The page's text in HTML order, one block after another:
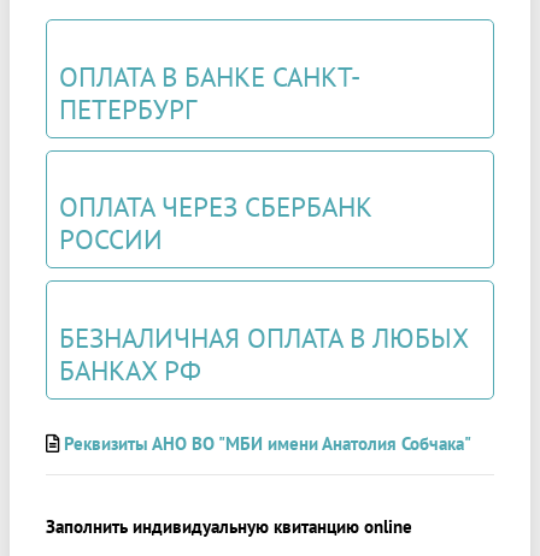
ОПЛАТА В БАНКЕ САНКТ-
ПЕТЕРБУРГ
ОПЛАТА ЧЕРЕЗ СБЕРБАНК
РОССИИ
БЕЗНАЛИЧНАЯ ОПЛАТА В ЛЮБЫХ
БАНКАХ РФ
Реквизиты АНО ВО "МБИ имени Анатолия Собчака"
Заполнить индивидуальную квитанцию online